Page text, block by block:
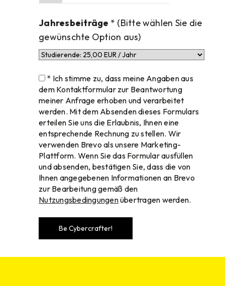
Jahresbeiträge * (Bitte wählen Sie die
gewünschte Option aus)
* Ich stimme zu, dass meine Angaben aus
dem Kontaktformular zur Beantwortung
meiner Anfrage erhoben und verarbeitet
werden. Mit dem Absenden dieses Formulars
erteilen Sie uns die Erlaubnis, Ihnen eine
entsprechende Rechnung zu stellen. Wir
verwenden Brevo als unsere Marketing-
Plattform. Wenn Sie das Formular ausfüllen
und absenden, bestätigen Sie, dass die von
Ihnen angegebenen Informationen an Brevo
zur Bearbeitung gemäß den
Nutzungsbedingungenübertragen werden.